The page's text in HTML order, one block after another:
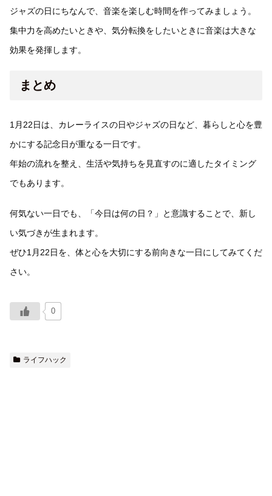
ジャズの日にちなんで、音楽を楽しむ時間を作ってみましょう。
集中力を高めたいときや、気分転換をしたいときに音楽は大きな
効果を発揮します。
まとめ
1月22日は、カレーライスの日やジャズの日など、暮らしと心を豊
かにする記念日が重なる一日です。
年始の流れを整え、生活や気持ちを見直すのに適したタイミング
でもあります。
何気ない一日でも、「今日は何の日？」と意識することで、新し
い気づきが生まれます。
ぜひ1月22日を、体と心を大切にする前向きな一日にしてみてくだ
さい。
0
ライフハック